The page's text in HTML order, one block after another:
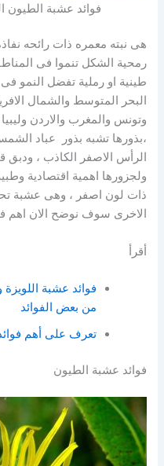
فوائد عشبة الطيون
هى نبته معمره ذات رائحه
رمحية الشكل تنموا فى
طينية او رملية تفضل النمو
البحر المتوسط والشمال
وتونس والمغرب والاردن وليبيا
،بذورها تشبه بذور عباد
الرأس الاصفر الكاذب ، ودبق
ولجزورها اهمية اقتصادية
ذات لون اصفر ، وهى عشبة
الاخرى سوف نوضح الان اهم
أقرأ
فوائد عشبة
من بعض الفوائد
تعرف على أهم
فوائد عشبة الطيون